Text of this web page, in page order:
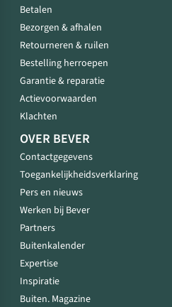
Betalen
Bezorgen & afhalen
Retourneren & ruilen
Bestelling herroepen
Garantie & reparatie
Actievoorwaarden
Klachten
OVER BEVER
Contactgegevens
Toegankelijkheidsverklaring
Pers en nieuws
Werken bij Bever
Partners
Buitenkalender
Expertise
Inspiratie
Buiten. Magazine